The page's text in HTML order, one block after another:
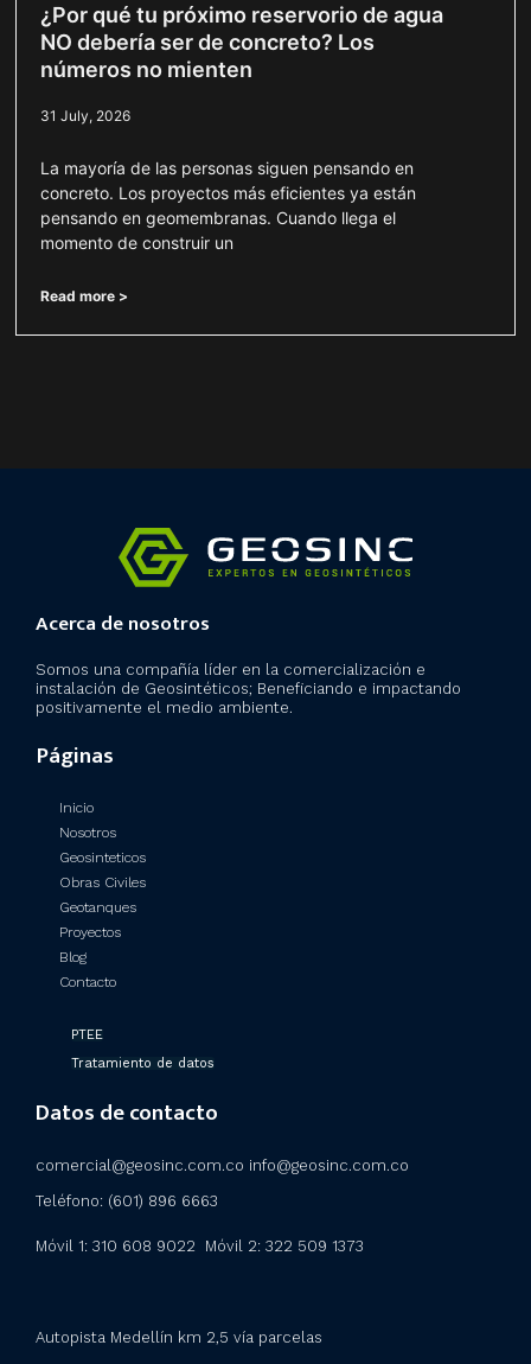
¿Por qué tu próximo reservorio de agua
NO debería ser de concreto? Los
números no mienten
31 July, 2026
La mayoría de las personas siguen pensando en
concreto. Los proyectos más eficientes ya están
pensando en geomembranas. Cuando llega el
momento de construir un
Read more >
Acerca de nosotros
Somos una compañía líder en la comercialización e
instalación de Geosintéticos; Beneficiando e impactando
positivamente el medio ambiente.
Páginas
Inicio
Nosotros
Geosinteticos
Obras Civiles
Geotanques
Proyectos
Blog
Contacto
PTEE
Tratamiento de datos
Datos de contacto
comercial@geosinc.com.co info@geosinc.com.co
Teléfono: (601) 896 6663
Móvil 1: 310 608 9022 Móvil 2: 322 509 1373
Autopista Medellín km 2,5 vía parcelas